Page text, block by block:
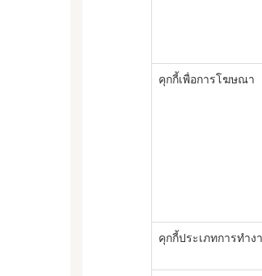
คุกกี้เพื่อการโฆษณา
คุกกี้ประเภทการทำง